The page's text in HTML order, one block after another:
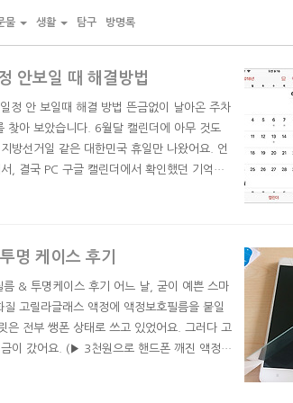
물 생활 탐구 방명록
안보일 때 해결방법
정 안 보일때 해결 방법 뜬금없이 날아온 주차
찾아 보았습니다. 6월달 캘린더에 아무 것도
방선거일 같은 대한민국 휴일만 나왔어요. 언
, 결국 PC 구글 캘린더에서 확인했던 기억이
캘린더 연동해서 쓰냐니까 그런다고 합니다.
명 케이스 후기
& 투명케이스 후기 어느 날, 굳이 예쁜 스마
고릴라글래스 액정에 액정보호필름을 붙일
은 전부 쌩폰 상태로 쓰고 있었어요. 그러다 고
이 갔어요. (▶︎ 3천원으로 핸드폰 깨진 액정
필름과 투명케이스를 사서 씌웠습니다. 오랜